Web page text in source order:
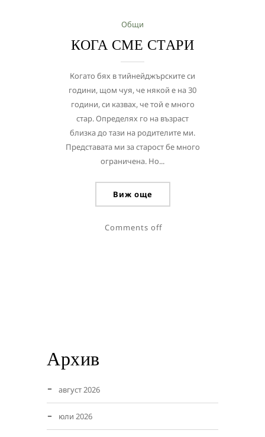
Общи
КОГА СМЕ СТАРИ
Когато бях в тийнейджърските си
години, щом чуя, че някой е на 30
години, си казвах, че той е много
стар. Определях го на възраст
близка до тази на родителите ми.
Представата ми за старост бе много
ограничена. Но...
Виж още
Comments off
Архив
август 2026
юли 2026